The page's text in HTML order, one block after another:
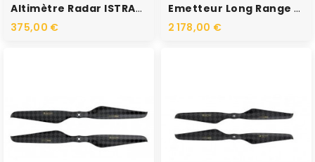
Altimètre Radar ISTRA24
375,00 €
Emetteur Long Range H16 Pro...
2 178,00 €